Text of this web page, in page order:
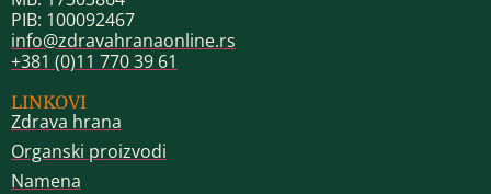
PIB: 100092467
info@zdravahranaonline.rs
+381 (0)11 770 39 61
LINKOVI
Zdrava hrana
Organski proizvodi
Namena